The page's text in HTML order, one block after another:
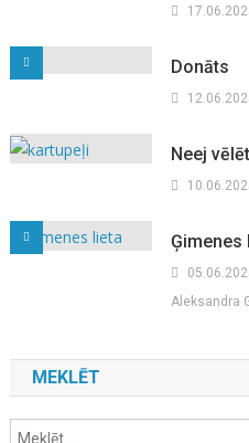
Donāts
Neej
Ģimenes
Aleksandra
MEKLĒT